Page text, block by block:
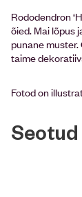
Rododendron
õied. Mai lõpus
punane
taime
Fotod on